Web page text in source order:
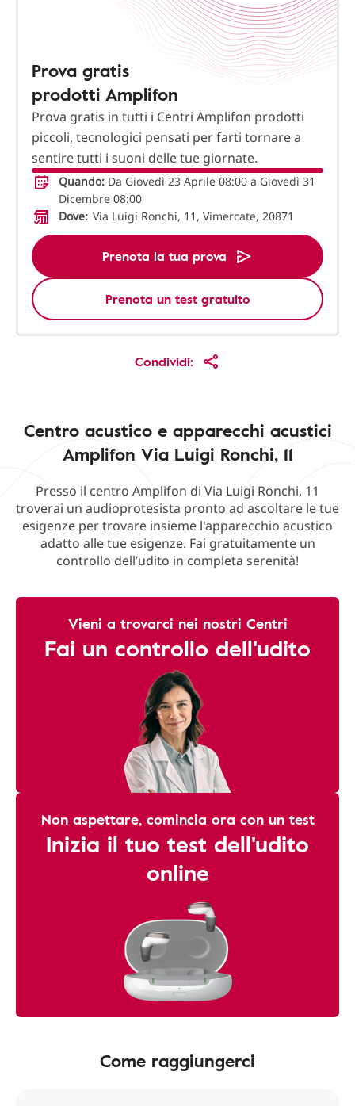
Prova gratis
prodotti Amplifon
Prova gratis in tutti i Centri Amplifon prodotti
piccoli, tecnologici pensati per farti tornare a
sentire tutti i suoni delle tue giornate.
Quando: Da Giovedì 23 Aprile 08:00 a Giovedì 31
Dicembre 08:00
Dove: Via Luigi Ronchi, 11, Vimercate, 20871
Prenota la tua prova
Prenota un test gratuito
Condividi:
Centro acustico e apparecchi acustici
Amplifon Via Luigi Ronchi, 11
Presso il centro Amplifon di Via Luigi Ronchi, 11
troverai un audioprotesista pronto ad ascoltare le tue
esigenze per trovare insieme l'apparecchio acustico
adatto alle tue esigenze. Fai gratuitamente un
controllo dell’udito in completa serenità!
Vieni a trovarci nei nostri Centri
Fai un controllo dell'udito
Non aspettare, comincia ora con un test
Inizia il tuo test dell'udito
online
Come raggiungerci